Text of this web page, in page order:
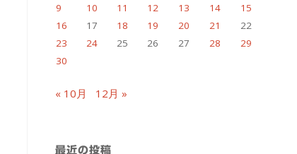
9
10 11 12 13 14
15
16
17 18 19 20 21
22
23
24 25 26 27 28
29
30
« 10月 12月 »
最近の投稿